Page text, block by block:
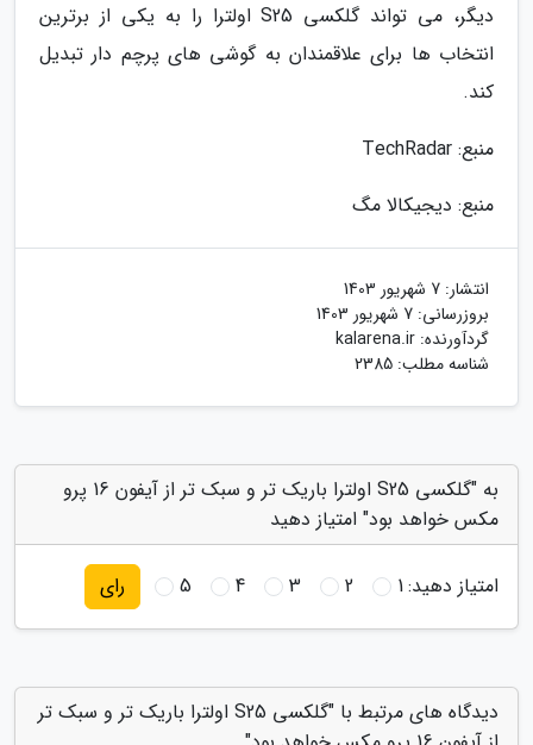
دیگر، می تواند گلکسی S25 اولترا را به یکی از برترین
انتخاب ها برای علاقمندان به گوشی های پرچم دار تبدیل
کند.
منبع: TechRadar
منبع: دیجیکالا مگ
انتشار: 7 شهریور 1403
بروزرسانی: 7 شهریور 1403
گردآورنده: kalarena.ir
شناسه مطلب: 2385
به "گلکسی S25 اولترا باریک تر و سبک تر از آیفون 16 پرو
مکس خواهد بود" امتیاز دهید
امتیاز دهید:1
2
3
4
5 رای
دیدگاه های مرتبط با "گلکسی S25 اولترا باریک تر و سبک تر